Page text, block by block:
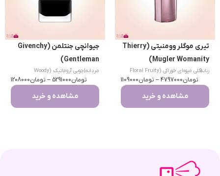
تیری موگلر وومنیتی (Thierry
Mugler Womanity)
زنانه
|
گلی میوه‌ای خوراکی (Floral Fruity
Gourmand)
تومان4797000
– تومان1109000
مشاهده و خرید
جیوانچی جنتلمن (Givenchy
Gentleman)
مردانه|
چوبی آروماتیک (Woody
Aromatic)
تومان5291000
– تومان1208000
مشاهده و خرید